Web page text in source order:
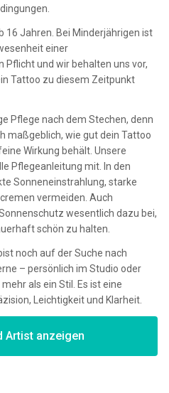
16 Jahren. Bei Minderjährigen ist
einer
und wir behalten uns vor,
Tattoo zu diesem Zeitpunkt
Pflege nach dem Stechen, denn
maßgeblich, wie gut dein Tattoo
Wirkung behält. Unsere
Pflegeanleitung mit. In den
Sonneneinstrahlung, starke
vermeiden. Auch
wesentlich dazu bei,
schön zu halten.
noch auf der Suche nach
– persönlich im Studio oder
als ein Stil. Es ist eine
Leichtigkeit und Klarheit.
Artist anzeigen